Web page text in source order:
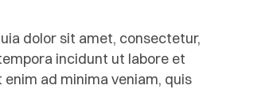
dolor sit amet, consectetur,
incidunt ut labore et
ad minima veniam, quis